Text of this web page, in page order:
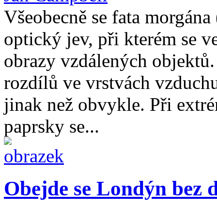
Všeobecně se fata
optický jev, při kterém se
obrazy vzdálených
rozdílů ve vrstvách
jinak než obvykle. Při
paprsky se...
Obejde se Londýn bez